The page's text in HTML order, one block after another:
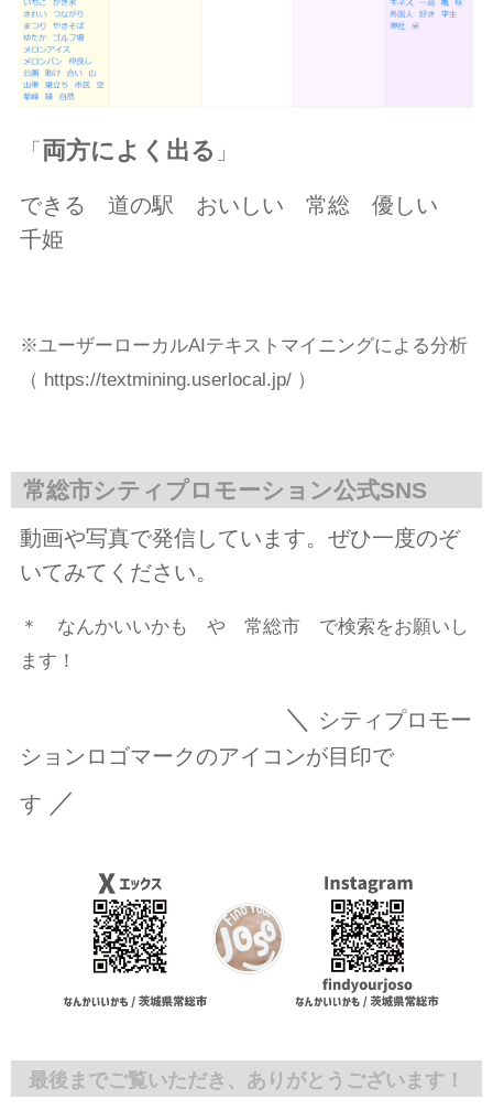
「 両方によく出る 」
できる 道の駅 おいしい 常総 優しい
千姫
※ユーザーローカルAIテキストマイニングによる分析
（ https://textmining.userlocal.jp/ ）
常総市シティプロモーション公式SNS
動画や写真で発信しています。ぜひ一度のぞ
いてみてください。
＊ なんかいいかも や 常総市 で検索をお願いし
ます！
＼
シティプロモー
ションロゴマークのアイコンが目印で
す ／
最後までご覧いただき、ありがとうございます！